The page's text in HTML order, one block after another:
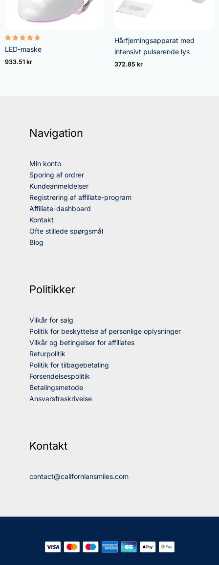
Vurderet
5.00
ud af 5
LED-maske
933.51 kr
Hårfjerningsapparat med
intensivt pulserende lys
372.85 kr
Navigation
Min konto
Sporing af ordrer
Kundeanmeldelser
Registrering af affiliate-program
Affiliate-dashboard
Kontakt
Ofte stillede spørgsmål
Blog
Politikker
Vilkår for salg
Politik for beskyttelse af personlige oplysninger
Vilkår og betingelser for affiliates
Returpolitik
Politik for tilbagebetaling
Forsendelsespolitik
Betalingsmetode
Ansvarsfraskrivelse
Kontakt
contact@californiansmiles.com